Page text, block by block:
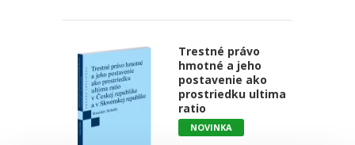
Trestné právo
hmotné a jeho
postavenie ako
prostriedku ultima
ratio
NOVINKA